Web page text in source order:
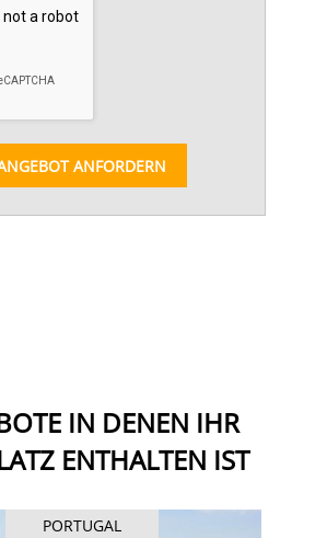
ANFORDERN
IN DENEN IHR
ENTHALTEN IST
PORTUGAL